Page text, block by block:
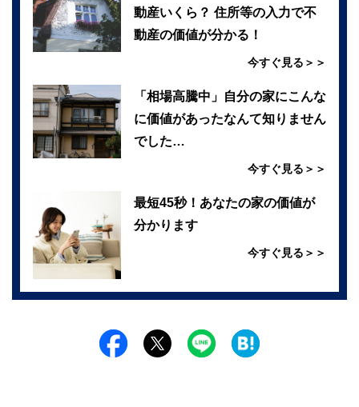
動産いくら？ 住所等の入力で不
動産の価値が分かる！
今すぐ見る＞＞
「相場高騰中」自分の家にこんな
に価値があったなんて知りません
でした…
今すぐ見る＞＞
最短45秒！あなたの家の価値が
分かります
今すぐ見る＞＞